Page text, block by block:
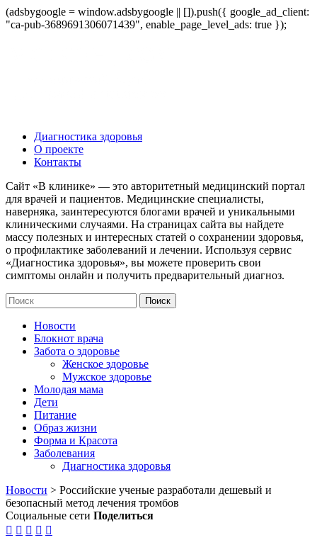
(adsbygoogle = window.adsbygoogle || []).push({ google_ad_client:
"ca-pub-3689691306071439", enable_page_level_ads: true });
Диагностика здоровья
О проекте
Контакты
Сайт «В клинике» — это авторитетный медицинский портал
для врачей и пациентов. Медицинские специалисты,
наверняка, заинтересуются блогами врачей и уникальными
клиническими случаями. На страницах сайта вы найдете
массу полезных и интересных статей о сохранении здоровья,
о профилактике заболеваний и лечении. Используя сервис
«Диагностика здоровья», вы можете проверить свои
симптомы онлайн и получить предварительный диагноз.
Новости
Блокнот врача
Забота о здоровье
Женское здоровье
Мужское здоровье
Молодая мама
Дети
Питание
Образ жизни
Форма и Красота
Заболевания
Диагностика здоровья
Новости > Российские ученые разработали дешевый и
безопасный метод лечения тромбов
Социальные сети Поделиться
    